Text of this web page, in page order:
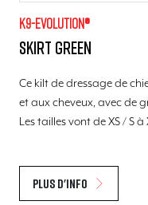
K9-evolution®
Skirt green
Ce kilt de dressage de
et aux cheveux, avec de
Les tailles vont de XS / S à
Plus d'info